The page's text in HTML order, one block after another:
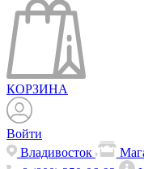
КОРЗИНА
Войти
Владивосток